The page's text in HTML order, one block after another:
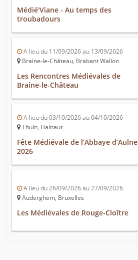
Médié'Viane - Au temps des
troubadours
A lieu du 11/09/2026 au 13/09/2026
Braine-le-Château, Brabant Wallon
Les Rencontres Médiévales de
Braine-le-Château
A lieu du 03/10/2026 au 04/10/2026
Thuin, Hainaut
Fête Médiévale de l’Abbaye d’Aulne
2026
A lieu du 26/09/2026 au 27/09/2026
Auderghem, Bruxelles
Les Médiévales de Rouge-Cloître